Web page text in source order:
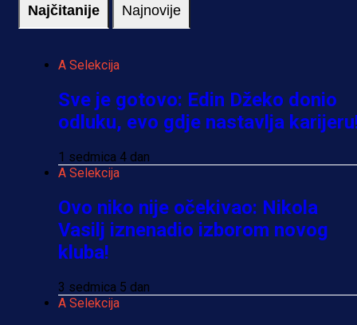
Najčitanije Najnovije
A Selekcija
Sve je gotovo: Edin Džeko donio
odluku, evo gdje nastavlja
1 sedmica 4 dan
A Selekcija
Ovo niko nije očekivao: Nikola
Vasilj iznenadio izborom novog
kluba!
3 sedmica 5 dan
A Selekcija